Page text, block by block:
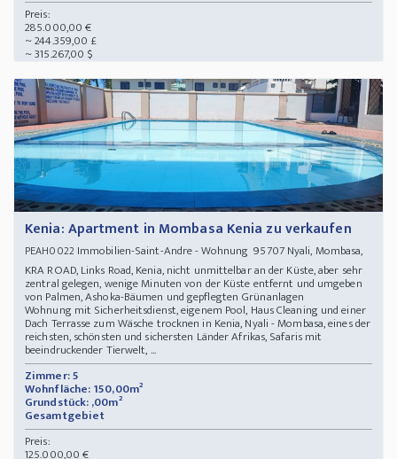
Preis:
285.000,00 €
~ 244.359,00 £
~ 315.267,00 $
Kenia: Apartment in Mombasa Kenia zu verkaufen
PEAH0022Immobilien-Saint-Andre - Wohnung 95707 Nyali, Mombasa,
KRA ROAD, Links Road, Kenia, nicht unmittelbar an der Küste, aber sehr
zentral gelegen, wenige Minuten von der Küste entfernt und umgeben
von Palmen, Ashoka-Bäumen und gepflegten Grünanlagen
Wohnung mit Sicherheitsdienst, eigenem Pool, Haus Cleaning und einer
Dach Terrasse zum Wäsche trocknen in Kenia, Nyali - Mombasa, eines der
reichsten, schönsten und sichersten Länder Afrikas, Safaris mit
beeindruckender Tierwelt, ...
Zimmer: 5
Wohnfläche: 150,00m²
Grundstück: ,00m²
Gesamtgebiet
Preis:
125.000,00 €